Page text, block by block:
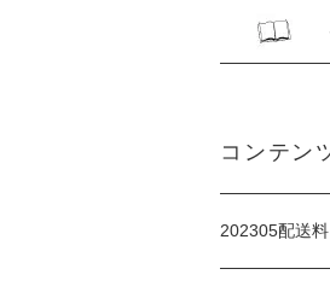
コンテン
202305配送料